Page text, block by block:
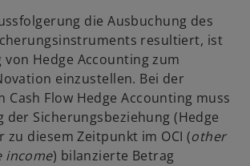
die Ausbuchung des
resultiert, ist
von Hedge Accounting zum
einzustellen. Bei der
Cash Flow Hedge Accounting muss
der Sicherungsbeziehung (Hedge
zu diesem Zeitpunkt im OCI (other
income) bilanzierte Betrag